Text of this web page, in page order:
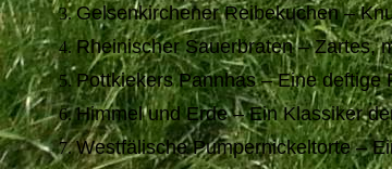
Gelsenkirchener Reibekuchen –
Rheinischer Sauerbraten – Zartes,
Pottkiekers Pannhas – Eine deftige
Himmel und Erde – Ein Klassiker
Westfälische Pumpernickeltorte –